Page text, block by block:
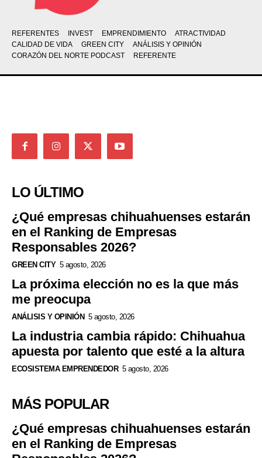
REFERENTES INVEST EMPRENDIMIENTO
ATRACTIVIDAD
CALIDAD DE VIDA
GREEN CITY
ANÁLISIS Y OPINIÓN
CORAZÓN DEL NORTE PODCAST
REFERENTE
LO ÚLTIMO
¿Qué empresas chihuahuenses estarán
en el Ranking de Empresas
Responsables 2026?
GREEN CITY 5 agosto, 2026
La próxima elección no es la que más
me preocupa
ANÁLISIS Y OPINIÓN 5 agosto, 2026
La industria cambia rápido: Chihuahua
apuesta por talento que esté a la altura
ECOSISTEMA EMPRENDEDOR 5 agosto, 2026
MÁS POPULAR
¿Qué empresas chihuahuenses estarán
en el Ranking de Empresas